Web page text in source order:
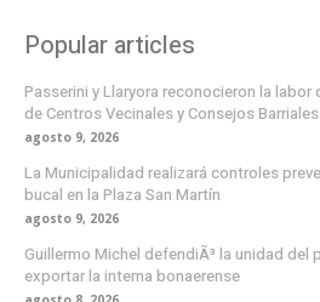
Popular articles
Passerini y Llaryora reconocieron la labor
de Centros Vecinales y Consejos Barriales
agosto 9, 2026
La Municipalidad realizará controles
bucal en la Plaza San Martín
agosto 9, 2026
Guillermo Michel defendiÃ³ la unidad del
exportar la interna bonaerense